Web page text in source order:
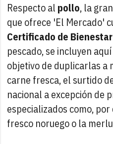
Respecto al pollo, la
que ofrece 'El Mercado'
Certificado de
pescado, se incluyen
objetivo de duplicarlas a
carne fresca, el surtido
nacional a excepción de
especializados como,
fresco noruego o la